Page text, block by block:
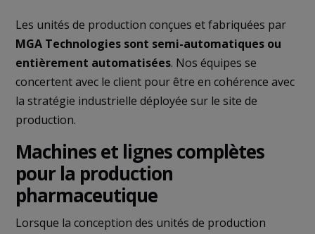
Les unités de production conçues et fabriquées par
MGA Technologies sont semi-automatiques ou
entièrement automatisées. Nos équipes se
concertent avec le client pour être en cohérence avec
la stratégie industrielle déployée sur le site de
production.
Machines et lignes complètes
pour la production
pharmaceutique
Lorsque la conception des unités de production